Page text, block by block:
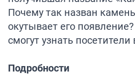
Почему так назван
окутывает его
смогут узнать
Подробности